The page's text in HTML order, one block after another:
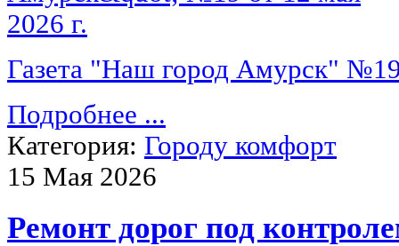
Газета "Наш город Амурск"
Подробнее ...
Категория: Городу комфорт
15 Мая 2026
Ремонт дорог под